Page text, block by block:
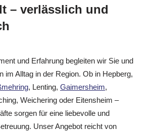
– verlässlich und
und Erfahrung begleiten wir Sie und
im Alltag in der Region. Ob in Hepberg,
, Lenting, Gaimersheim,
Weichering oder Eitensheim –
sorgen für eine liebevolle und
Unser Angebot reicht von